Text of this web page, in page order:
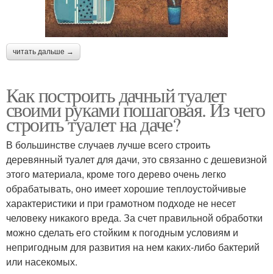
читать дальше →
Как построить дачный туалет
своими руками пошаговая. Из чего
строить туалет на даче?
В большинстве случаев лучше всего строить
деревянный туалет для дачи, это связанно с дешевизной
этого материала, кроме того дерево очень легко
обрабатывать, оно имеет хорошие теплоустойчивые
характеристики и при грамотном подходе не несет
человеку никакого вреда. За счет правильной обработки
можно сделать его стойким к погодным условиям и
непригодным для развития на нем каких-либо бактерий
или насекомых.